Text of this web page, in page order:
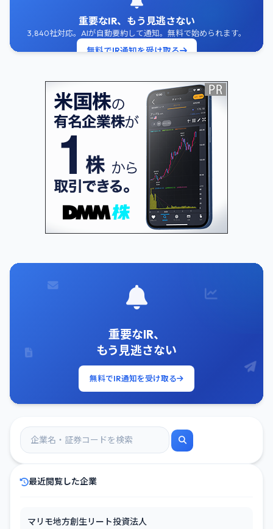
重要なIR、もう見逃さない
3,840社対応。AIが自動要約して通知。無料で始められます。
無料でIR通知を受け取る
重要なIR、
もう見逃さない
無料でIR通知を受け取る
最近閲覧した企業
マリモ地方創生リート投資法人